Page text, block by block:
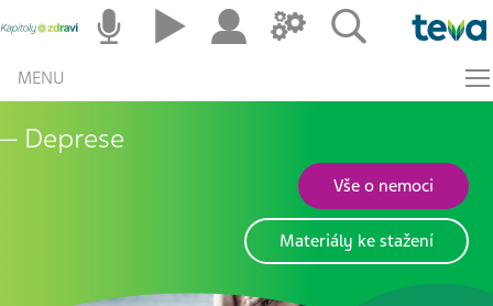
MENU
Deprese
Vše o nemoci
Materiály ke stažení